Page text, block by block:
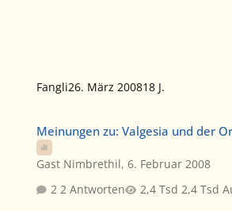
Fangli26. März 200818 J.
Meinungen zu: Valgesia und der
Gast Nimbrethil,6. Februar 2008
2 Antworten
2,4 Tsd